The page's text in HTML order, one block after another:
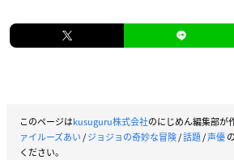
このページはkusuguru株式会社のにじめん編集部が
ァイルーズあい/ジョジョの奇妙な冒険/話題/声優
ください。